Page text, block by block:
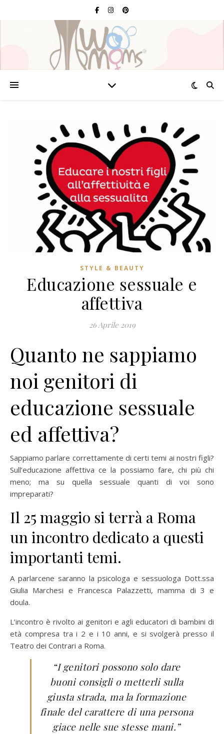
STYLE & BEAUTY
Educazione sessuale e
affettiva
26 Aprile 2019
Quanto ne sappiamo
noi genitori di
educazione sessuale
ed affettiva?
Sappiamo parlare correttamente di certi temi ai nostri figli?
Sull’educazione affettiva ce la possiamo fare, chi più chi
meno; ma su quella sessuale quanti di voi sono
impreparati?
Il 25 maggio si terrà a Roma
un incontro dedicato a questi
importanti temi.
A parlarcene saranno la psicologa e sessuologa Dott.ssa
Giulia Marchesi e Francesca Palazzetti, mamma di 3 e
doula.
L’incontro è rivolto ai genitori e agli educatori di bambini di
età compresa tra i 2 e i 10 anni, e si svolgerà presso il
Teatro dei Contrari a Roma.
“I genitori possono solo dare
buoni consigli o metterli sulla
giusta strada, ma la formazione
finale del carattere di una persona
giace nelle sue stesse mani.”